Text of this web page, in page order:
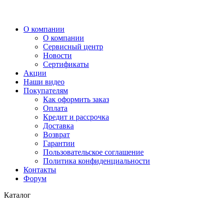
О компании
О компании
Сервисный центр
Новости
Сертификаты
Акции
Наши видео
Покупателям
Как оформить заказ
Оплата
Кредит и рассрочка
Доставка
Возврат
Гарантии
Пользовательское соглашение
Политика конфиденциальности
Контакты
Форум
Каталог